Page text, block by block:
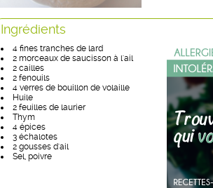
Ingrédients
4 fines tranches de lard
2 morceaux de saucisson à l'ail
2 cailles
2 fenouils
4 verres de bouillon de volaille
Huile
2 feuilles de laurier
Thym
4 épices
3 échalotes
2 gousses d'ail
Sel, poivre